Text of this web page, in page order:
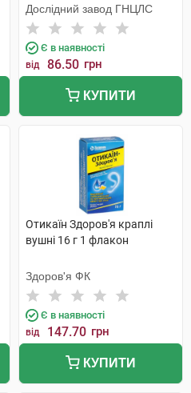
Дослідний завод ГНЦЛС
Є в наявності
від 86.50 грн
КУПИТИ
Отикаїн Здоров'я краплі
вушні 16 г 1 флакон
Здоров'я ФК
Є в наявності
від 147.70 грн
КУПИТИ